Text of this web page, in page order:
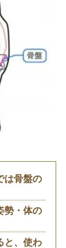
は骨盤の
勢・体の
と、使わ